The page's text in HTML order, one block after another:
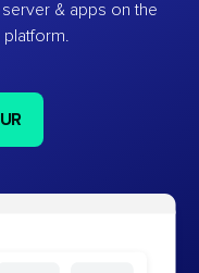
& apps on the